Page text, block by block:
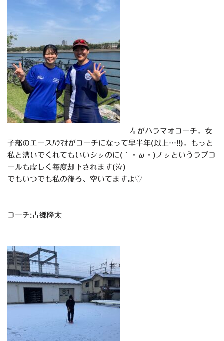
左がハラマオコーチ。女
子部のエースﾊﾗﾏｵがコーチになって早半年(以上…!!)。もっと
私と漕いでくれてもいいシㇱのに(´・ω・)ノㇱというラブコ
ールも虚しく毎度却下されます(泣)
でもいつでも私の後ろ、空いてますよ♡
コーチ:古郷隆太